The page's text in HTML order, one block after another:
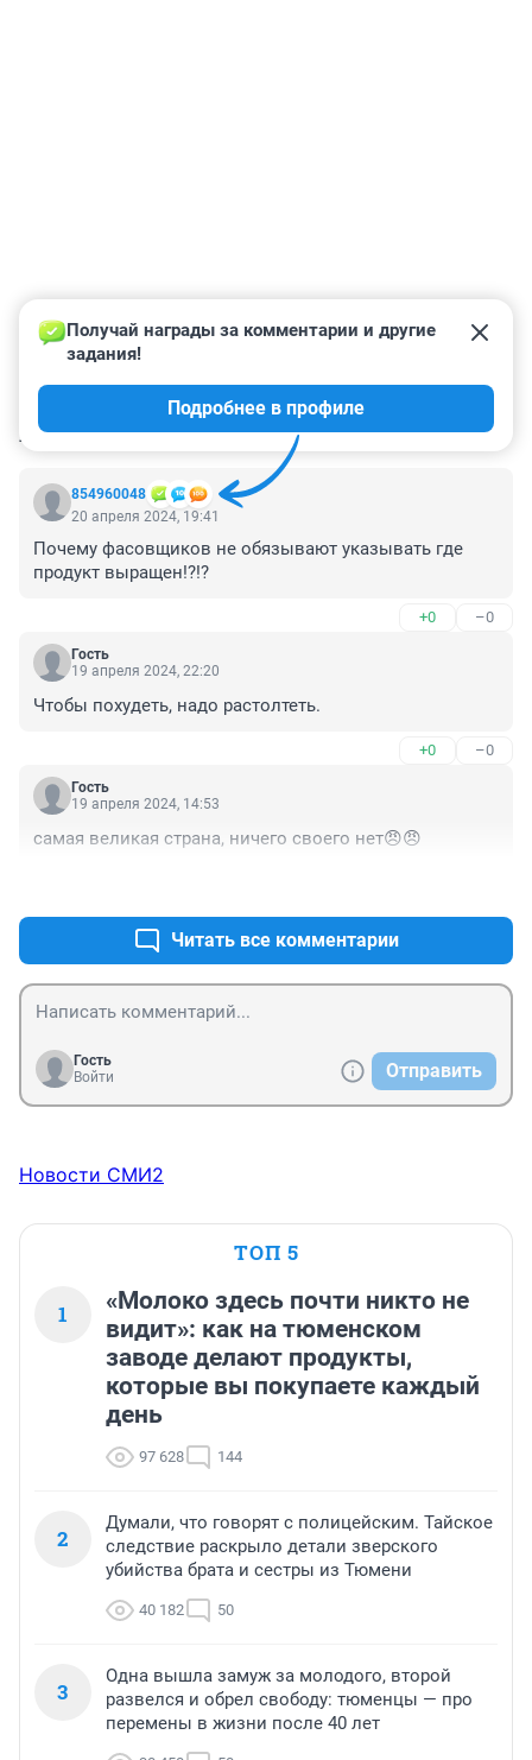
КОММЕНТАРИИ 6
854960048
Получай награды за комментарии и другие
задания!
Подробнее в профиле
20 апреля 2024, 19:41
Почему фасовщиков не обязывают указывать где
продукт выращен!?!?
+0 –0
Гость
19 апреля 2024, 22:20
Чтобы похудеть, надо растолтеть.
+0 –0
Гость
19 апреля 2024, 14:53
самая великая страна, ничего своего нет😠😠
Читать все комментарии
Гость
Войти
Отправить
Новости СМИ2
ТОП 5
1
«Молоко здесь почти никто не
видит»: как на тюменском
заводе делают продукты,
которые вы покупаете каждый
день
97 628 144
2
Думали, что говорят с полицейским. Тайское
следствие раскрыло детали зверского
убийства брата и сестры из Тюмени
40 182 50
3
Одна вышла замуж за молодого, второй
развелся и обрел свободу: тюменцы — про
перемены в жизни после 40 лет